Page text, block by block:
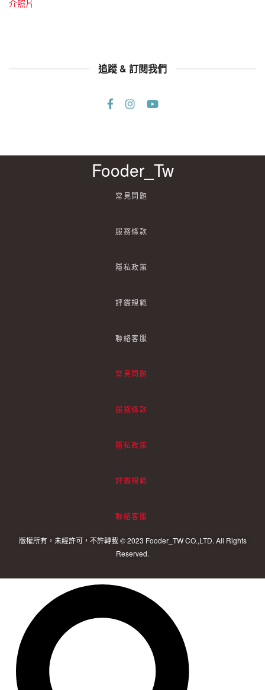
追蹤 & 訂閱我們
Fooder_Tw
常見問題
服務條款
隱私政策
評鑑規範
聯絡客服
常見問題
服務條款
隱私政策
評鑑規範
聯絡客服
版權所有，未經許可，不許轉載 © 2023 Fooder_TW CO.,LTD. All Rights
Reserved.